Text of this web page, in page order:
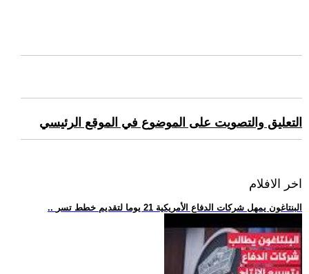
التعليق والتصويت على الموضوع في الموقع الرئيسي
اخر الافلام
.. البنتاغون يمهل شركات الدفاع الأمريكية 21 يوما لتقديم خطط تسر